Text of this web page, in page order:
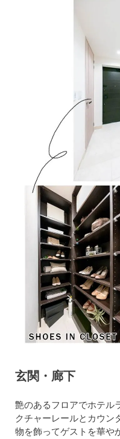
玄関・廊下
艶のあるフロアでホテル
クチャーレールとカウン
物を飾ってゲストを華や